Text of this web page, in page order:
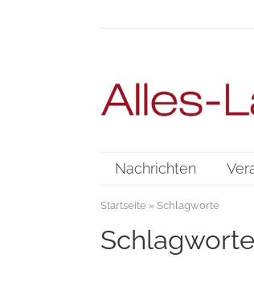
Nachrichten
Startseite» Schlagworte
Schlagworte